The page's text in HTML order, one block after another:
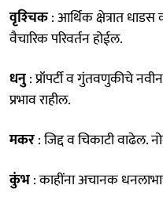
वृश्‍चिक: आर्थिक क्षेत्रात
वैचारिक परिवर्तन होईल.
धनु: प्रॉपर्टी व गुंतवणुकीचे
प्रभाव राहील.
मकर: जिद्द व चिकाटी वाढेल.
कुंभ: काहींना अचानक